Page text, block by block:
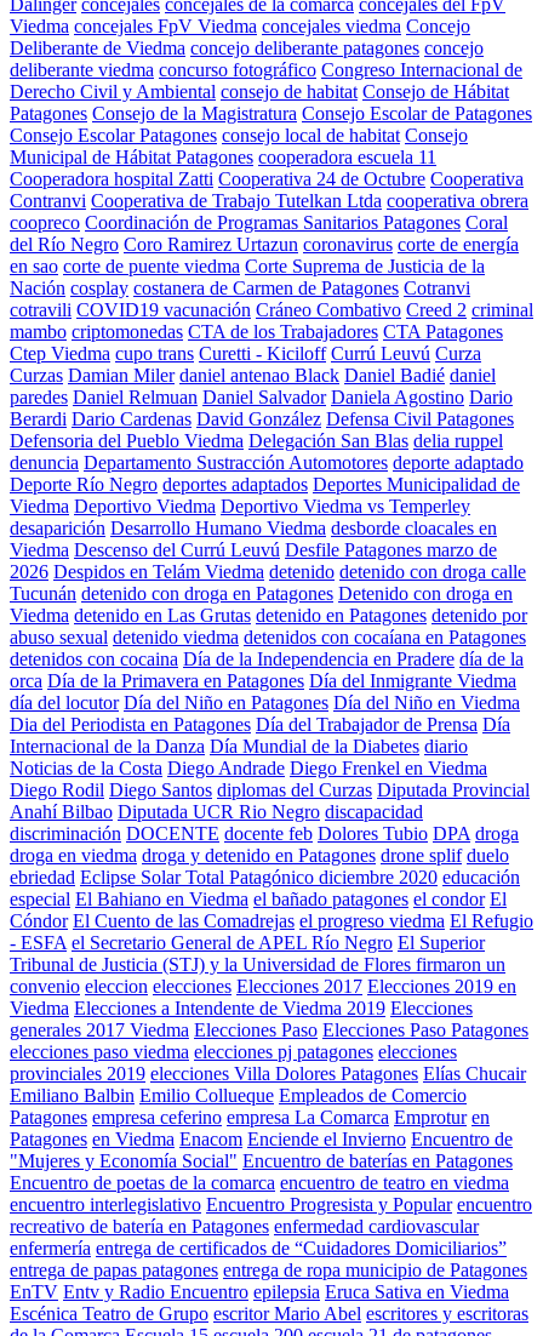
Dalinger concejales concejales de la comarca concejales del FpV
Viedma concejales FpV Viedma concejales viedma Concejo
Deliberante de Viedma concejo deliberante patagones concejo
deliberante viedma concurso fotográfico Congreso Internacional de
Derecho Civil y Ambiental consejo de habitat Consejo de Hábitat
Patagones Consejo de la Magistratura Consejo Escolar de Patagones
Consejo Escolar Patagones consejo local de habitat Consejo
Municipal de Hábitat Patagones cooperadora escuela 11
Cooperadora hospital Zatti Cooperativa 24 de Octubre Cooperativa
Contranvi Cooperativa de Trabajo Tutelkan Ltda cooperativa obrera
coopreco Coordinación de Programas Sanitarios Patagones Coral
del Río Negro Coro Ramirez Urtazun coronavirus corte de energía
en sao corte de puente viedma Corte Suprema de Justicia de la
Nación cosplay costanera de Carmen de Patagones Cotranvi
cotravili COVID19 vacunación Cráneo Combativo Creed 2 criminal
mambo criptomonedas CTA de los Trabajadores CTA Patagones
Ctep Viedma cupo trans Curetti - Kiciloff Currú Leuvú Curza
Curzas Damian Miler daniel antenao Black Daniel Badié daniel
paredes Daniel Relmuan Daniel Salvador Daniela Agostino Dario
Berardi Dario Cardenas David González Defensa Civil Patagones
Defensoria del Pueblo Viedma Delegación San Blas delia ruppel
denuncia Departamento Sustracción Automotores deporte adaptado
Deporte Río Negro deportes adaptados Deportes Municipalidad de
Viedma Deportivo Viedma Deportivo Viedma vs Temperley
desaparición Desarrollo Humano Viedma desborde cloacales en
Viedma Descenso del Currú Leuvú Desfile Patagones marzo de
2026 Despidos en Telám Viedma detenido detenido con droga calle
Tucunán detenido con droga en Patagones Detenido con droga en
Viedma detenido en Las Grutas detenido en Patagones detenido por
abuso sexual detenido viedma detenidos con cocaíana en Patagones
detenidos con cocaina Día de la Independencia en Pradere día de la
orca Día de la Primavera en Patagones Día del Inmigrante Viedma
día del locutor Día del Niño en Patagones Día del Niño en Viedma
Dia del Periodista en Patagones Día del Trabajador de Prensa Día
Internacional de la Danza Día Mundial de la Diabetes diario
Noticias de la Costa Diego Andrade Diego Frenkel en Viedma
Diego Rodil Diego Santos diplomas del Curzas Diputada Provincial
Anahí Bilbao Diputada UCR Rio Negro discapacidad
discriminación DOCENTE docente feb Dolores Tubio DPA droga
droga en viedma droga y detenido en Patagones drone splif duelo
ebriedad Eclipse Solar Total Patagónico diciembre 2020 educación
especial El Bahiano en Viedma el bañado patagones el condor El
Cóndor El Cuento de las Comadrejas el progreso viedma El Refugio
- ESFA el Secretario General de APEL Río Negro El Superior
Tribunal de Justicia (STJ) y la Universidad de Flores firmaron un
convenio eleccion elecciones Elecciones 2017 Elecciones 2019 en
Viedma Elecciones a Intendente de Viedma 2019 Elecciones
generales 2017 Viedma Elecciones Paso Elecciones Paso Patagones
elecciones paso viedma elecciones pj patagones elecciones
provinciales 2019 elecciones Villa Dolores Patagones Elías Chucair
Emiliano Balbin Emilio Collueque Empleados de Comercio
Patagones empresa ceferino empresa La Comarca Emprotur en
Patagones en Viedma Enacom Enciende el Invierno Encuentro de
"Mujeres y Economía Social" Encuentro de baterías en Patagones
Encuentro de poetas de la comarca encuentro de teatro en viedma
encuentro interlegislativo Encuentro Progresista y Popular encuentro
recreativo de batería en Patagones enfermedad cardiovascular
enfermería entrega de certificados de “Cuidadores Domiciliarios”
entrega de papas patagones entrega de ropa municipio de Patagones
EnTV Entv y Radio Encuentro epilepsia Eruca Sativa en Viedma
Escénica Teatro de Grupo escritor Mario Abel escritores y escritoras